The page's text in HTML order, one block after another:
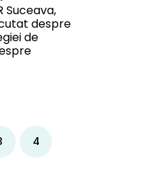
Suceava,
despre
de
PAGE
4